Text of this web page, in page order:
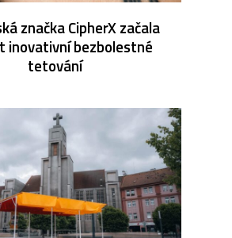
značka CipherX začala
inovativní bezbolestné
tetování